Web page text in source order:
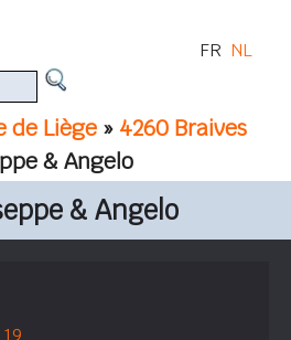
de Liège » 4260 Braives
& Angelo
FR NL
& Angelo